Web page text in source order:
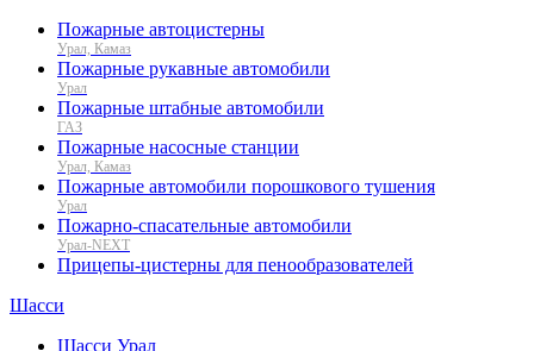
Пожарные автоцистерны
Урал, Камаз
Пожарные рукавные автомобили
Урал
Пожарные штабные автомобили
ГАЗ
Пожарные насосные станции
Урал, Камаз
Пожарные автомобили порошкового тушения
Урал
Пожарно-спасательные автомобили
Урал-NEXT
Прицепы-цистерны для пенообразователей
Шасси
Шасси Урал